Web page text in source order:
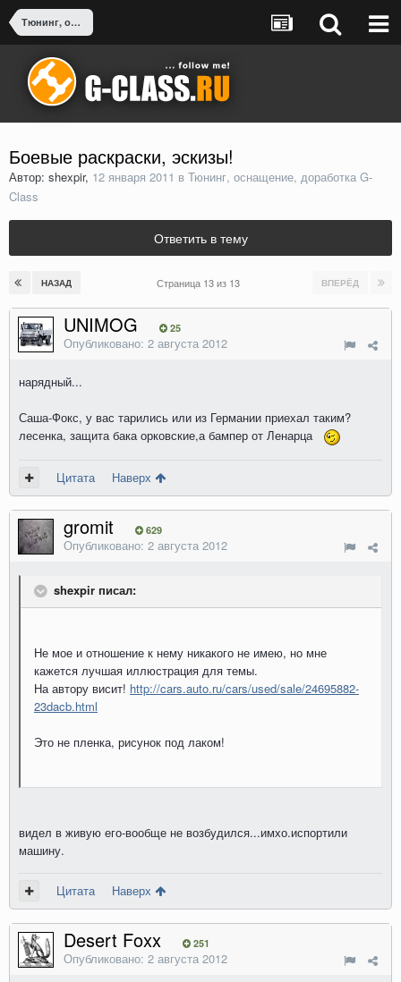
Тюнинг, оснащение, доработка G-Class
Боевые раскраски, эскизы!
Автор: shexpir, 12 января 2011 в Тюнинг, оснащение, доработка G-
Class
Ответить в тему
НАЗАД ВПЕРЁД
Страница 13 из 13
UNIMOG 25
Опубликовано: 2 августа 2012
нарядный...
Саша-Фокс, у вас тарились или из Германии приехал таким?
лесенка, защита бака орковские,а бампер от Ленарца
Цитата Наверх
gromit 629
Опубликовано: 2 августа 2012
shexpir писал:
Не мое и отношение к нему никакого не имею, но мне
кажется лучшая иллюстрация для темы.
На автору висит! http://cars.auto.ru/cars/used/sale/24695882-
23dacb.html
Это не пленка, рисунок под лаком!
видел в живую его-вообще не возбудился...имхо.испортили
машину.
Цитата Наверх
Desert Foxx 251
Опубликовано: 2 августа 2012